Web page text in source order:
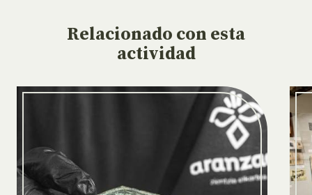
Relacionado con esta
actividad